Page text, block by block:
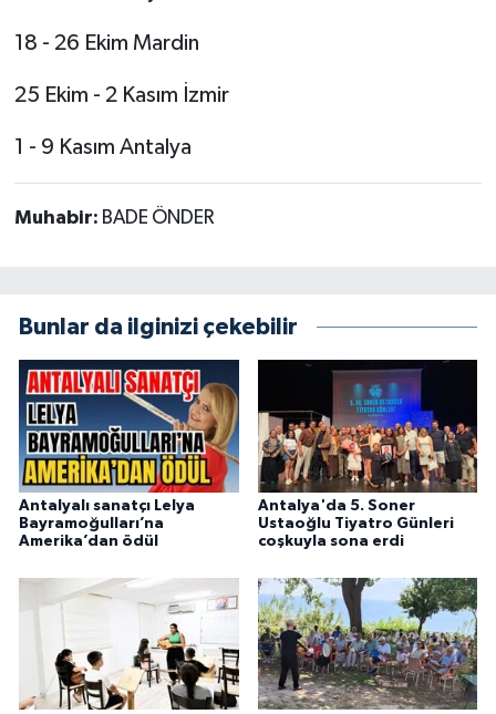
18 - 26 Ekim Mardin
25 Ekim - 2 Kasım İzmir
1 - 9 Kasım Antalya
Muhabir: BADE ÖNDER
Bunlar da ilginizi çekebilir
Antalyalı sanatçı Lelya
Bayramoğulları’na
Amerika’dan ödül
Antalya'da 5. Soner
Ustaoğlu Tiyatro Günleri
coşkuyla sona erdi